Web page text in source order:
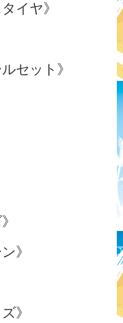
イヤ》
セット》
》
》